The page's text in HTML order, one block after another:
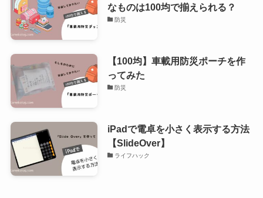
なものは100均で揃えられる？
防災
【100均】車載用防災ポーチを作
ってみた
防災
iPadで電卓を小さく表示する方法
【SlideOver】
ライフハック